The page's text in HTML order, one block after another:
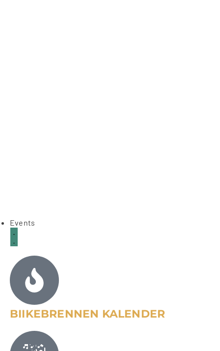
Events
BIIKEBRENNEN KALENDER